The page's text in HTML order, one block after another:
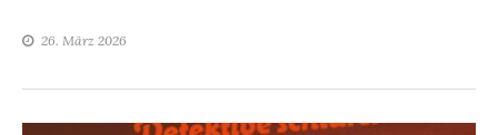
26. März 2026